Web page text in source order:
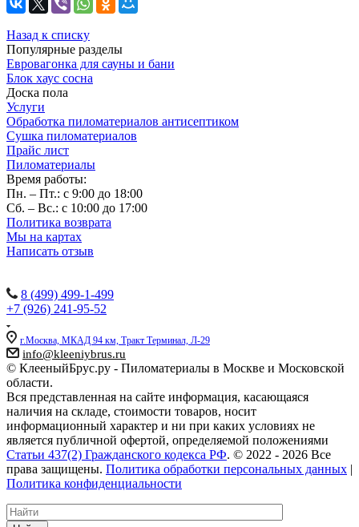
Назад к списку
Популярные разделы
Евровагонка для сауны и бани
Блок хаус сосна
Доска пола
Услуги
Обработка пиломатериалов антисептиком
Сушка пиломатериалов
Прайс лист
Пиломатериалы
Время работы:
Пн. – Пт.: с 9:00 до 18:00
Сб. – Вс.: с 10:00 до 17:00
Политика возврата
Мы на картах
Написать отзыв
8 (499) 499-1-499
+7 (926) 241-95-52
г.Москва, МКАД 94 км, Тракт Терминал, Л-29
info@kleeniybrus.ru
© КлееныйБрус.ру - Пиломатериалы в Москве и Московской
области.
Вся представленная на сайте информация, касающаяся
наличия на складе, стоимости товаров, носит
информационный характер и ни при каких условиях не
является публичной офертой, определяемой положениями
Статьи 437(2) Гражданского кодекса РФ. © 2022 - 2026 Все
права защищены. Политика обработки персональных данных |
Политика конфиденциальности